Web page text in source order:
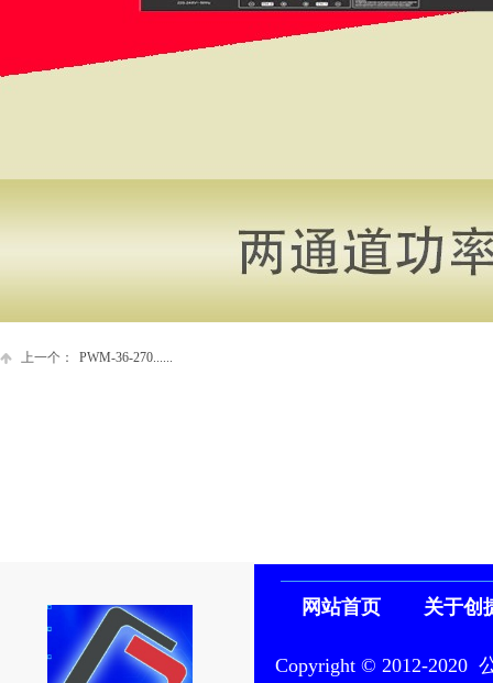
上一个： PWM-36-270......
Copyright © 2012-2020
网站首页 关于创